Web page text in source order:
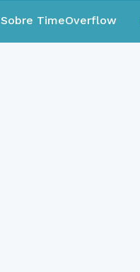
Sobre TimeOverflow